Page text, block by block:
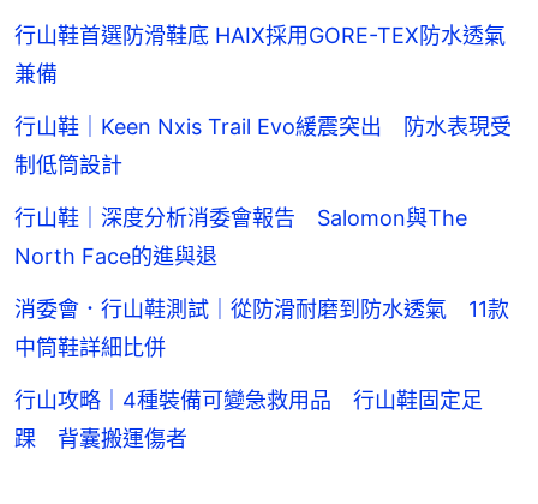
行山鞋首選防滑鞋底 HAIX採用GORE-TEX防水透氣
兼備
行山鞋｜Keen Nxis Trail Evo緩震突出 防水表現受
制低筒設計
行山鞋｜深度分析消委會報告 Salomon與The
North Face的進與退
消委會．行山鞋測試｜從防滑耐磨到防水透氣 11款
中筒鞋詳細比併
行山攻略｜4種裝備可變急救用品 行山鞋固定足
踝 背囊搬運傷者